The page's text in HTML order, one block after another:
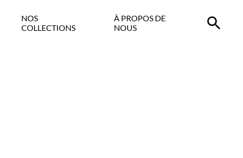
NOS
COLLECTIONS
À PROPOS DE
NOUS